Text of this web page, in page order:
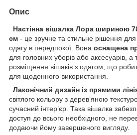
Опис
Настінна вішалка Лора шириною
см - це зручне та стильне рішення для
одягу в передпокої. Вона оснащена
для головних уборів або аксесуарів, а
розміщення вішаків з одягом, що
для щоденного використання.
Лаконічний дизайн із прямими
світлого кольору з дерев’яною
сучасний інтер’єр. Така вішалка
доступ до всього необхідного, не
додаючи йому завершеного вигляду.